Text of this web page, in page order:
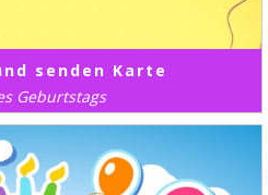
senden Karte
Geburtstags